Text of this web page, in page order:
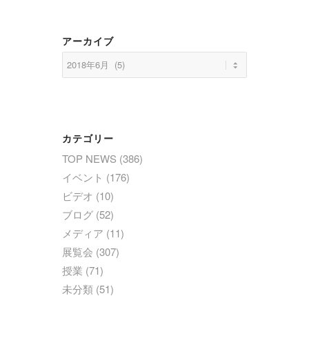
アーカイブ
カテゴリー
TOP NEWS (386)
イベント (176)
ビデオ (10)
ブログ (52)
メディア (11)
展覧会 (307)
授業 (71)
未分類 (51)